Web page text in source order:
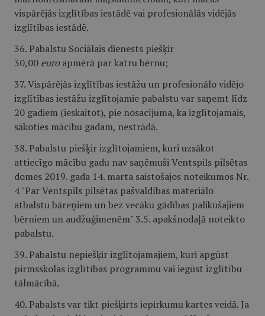
vispārējās izglītības iestādē vai profesionālās vidējās
izglītības iestādē.
36. Pabalstu Sociālais dienests piešķir
30,00 euroapmērā par katru bērnu;
37. Vispārējās izglītības iestāžu un profesionālo vidējo
izglītības iestāžu izglītojamie pabalstu var saņemt līdz
20 gadiem (ieskaitot), pie nosacījuma, ka izglītojamais,
sākoties mācību gadam, nestrādā.
38. Pabalstu piešķir izglītojamiem, kuri uzsākot
attiecīgo mācību gadu nav saņēmuši Ventspils pilsētas
domes 2019. gada 14. marta saistošajos noteikumos Nr.
4 "Par Ventspils pilsētas pašvaldības materiālo
atbalstu bāreņiem un bez vecāku gādības palikušajiem
bērniem un audžuģimenēm" 3.5. apakšnodaļā noteikto
pabalstu.
39. Pabalstu nepiešķir izglītojamajiem, kuri apgūst
pirmsskolas izglītības programmu vai iegūst izglītību
tālmācībā.
40. Pabalsts var tikt piešķirts iepirkumu kartes veidā. Ja